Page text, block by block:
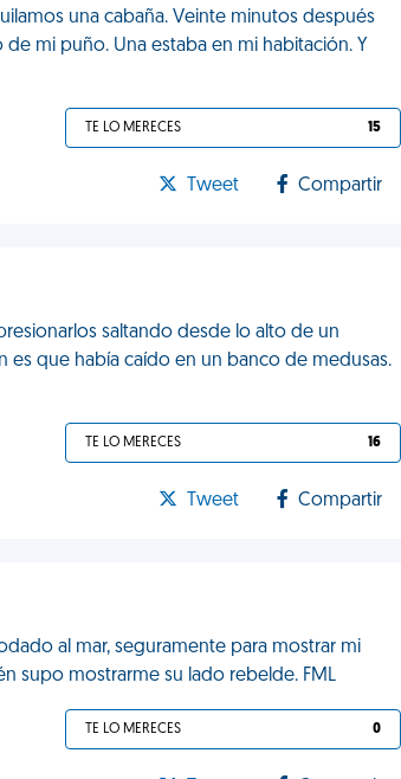
una cabaña. Veinte minutos después
mi puño. Una estaba en mi habitación. Y
TE LO MERECES 15
Tweet Compartir
saltando desde lo alto de un
es que había caído en un banco de medusas.
TE LO MERECES 16
Tweet Compartir
al mar, seguramente para mostrar mi
supo mostrarme su lado rebelde. FML
TE LO MERECES 0